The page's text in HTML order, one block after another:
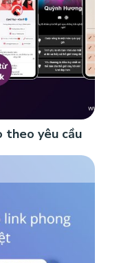
theo yêu cầu